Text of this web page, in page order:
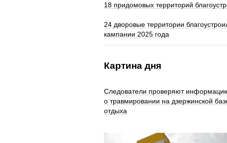
18 придомовых территорий
24 дворовые территории
кампании 2025 года
Картина дня
Следователи проверяют
о травмировании на дзержинской
отдыха